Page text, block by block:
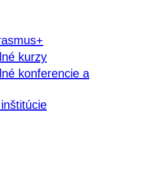
kurzy
konferencie a